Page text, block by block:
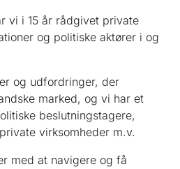
vi i 15 år rådgivet private
og politiske aktører i og
og udfordringer, der
marked, og vi har et
beslutningstagere,
virksomheder m.v.
med at navigere og få